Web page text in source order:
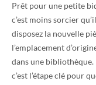
Prêt pour une petite
c’est moins sorcier
disposez la nouvelle
l’emplacement
dans une bibliothèque.
c’est l’étape clé pour